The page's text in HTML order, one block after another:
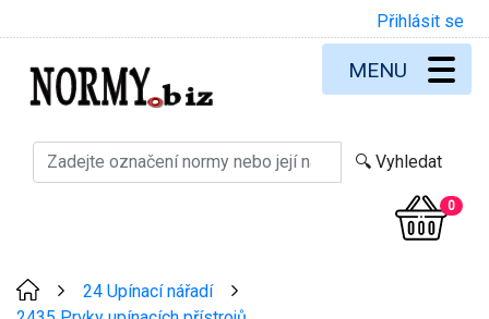
Přihlásit se
0
MENU
24 Upínací nářadí